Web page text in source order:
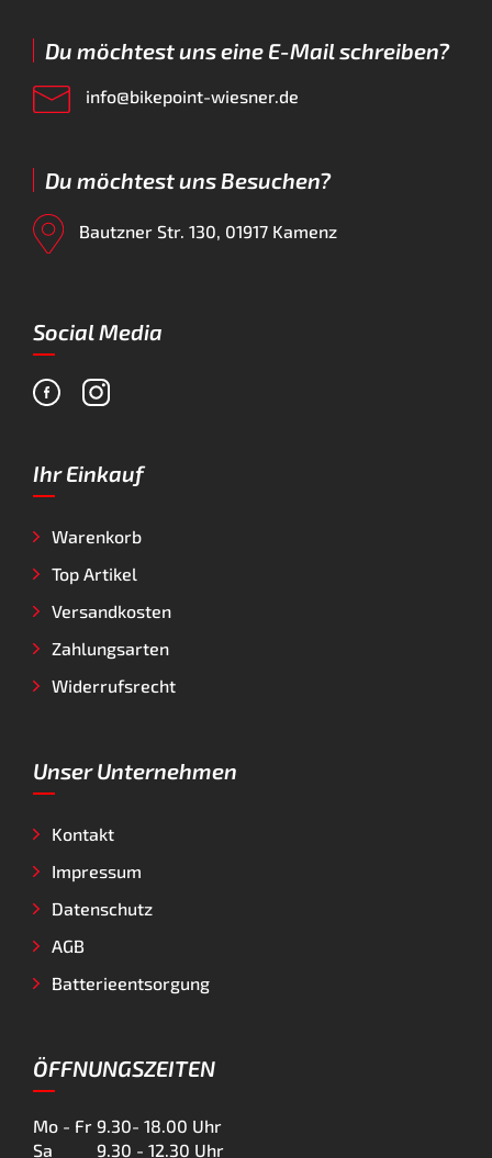
Du möchtest uns eine E-Mail schreiben?
info@bikepoint-wiesner.de
Du möchtest uns Besuchen?
Bautzner Str. 130, 01917 Kamenz
Social Media
Ihr Einkauf
Warenkorb
Top Artikel
Versandkosten
Zahlungsarten
Widerrufsrecht
Unser Unternehmen
Kontakt
Impressum
Datenschutz
AGB
Batterieentsorgung
ÖFFNUNGSZEITEN
Mo - Fr 9.30- 18.00 Uhr
Sa
9.30 - 12.30 Uhr